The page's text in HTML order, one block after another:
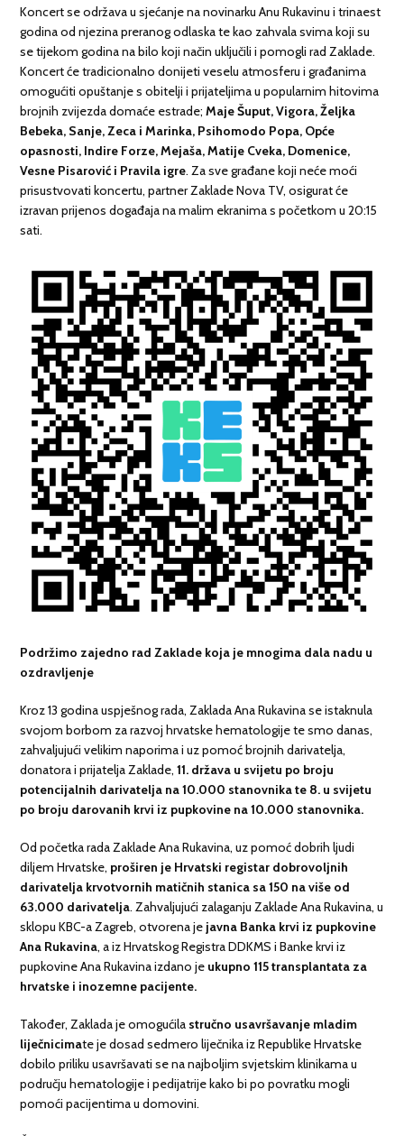
Koncert se održava u sjećanje na novinarku Anu Rukavinu i trinaest
godina od njezina preranog odlaska te kao zahvala svima koji su
se tijekom godina na bilo koji način uključili i pomogli rad Zaklade.
Koncert će tradicionalno donijeti veselu atmosferu i građanima
omogućiti opuštanje s obitelji i prijateljima u popularnim hitovima
brojnih zvijezda domaće estrade;Maje Šuput, Vigora, Željka
Bebeka, Sanje, Zeca i Marinka, Psihomodo Popa, Opće
opasnosti, Indire Forze, Mejaša, Matije Cveka, Domenice,
Vesne Pisarović i Pravila igre. Za sve građane koji neće moći
prisustvovati koncertu, partner Zaklade Nova TV, osigurat će
izravan prijenos događaja na malim ekranima s početkom u 20:15
sati.
Podržimo zajedno rad Zaklade koja je mnogima dala nadu u
ozdravljenje
Kroz 13 godina uspješnog rada, Zaklada Ana Rukavina se istaknula
svojom borbom za razvoj hrvatske hematologije te smo danas,
zahvaljujući velikim naporima i uz pomoć brojnih darivatelja,
donatora i prijatelja Zaklade,11. država u svijetu po broju
potencijalnih darivatelja na 10.000 stanovnika te 8. u svijetu
po broju darovanih krvi iz pupkovine na 10.000 stanovnika.
Od početka rada Zaklade Ana Rukavina, uz pomoć dobrih ljudi
diljem Hrvatske, proširen je Hrvatski registar dobrovoljnih
darivatelja krvotvornih matičnih stanica sa 150 na više od
63.000 darivatelja. Zahvaljujući zalaganju Zaklade Ana Rukavina, u
sklopu KBC-a Zagreb, otvorena je javna Banka krvi iz pupkovine
Ana Rukavina, a iz Hrvatskog Registra DDKMS i Banke krvi iz
pupkovine Ana Rukavina izdano je ukupno 115 transplantata za
hrvatske i inozemne pacijente.
Također, Zaklada je omogućila stručno usavršavanje mladim
liječnicimate je dosad sedmero liječnika iz Republike Hrvatske
dobilo priliku usavršavati se na najboljim svjetskim klinikama u
području hematologije i pedijatrije kako bi po povratku mogli
pomoći pacijentima u domovini.